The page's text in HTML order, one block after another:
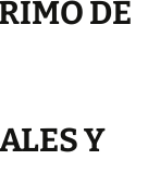
DE
Y